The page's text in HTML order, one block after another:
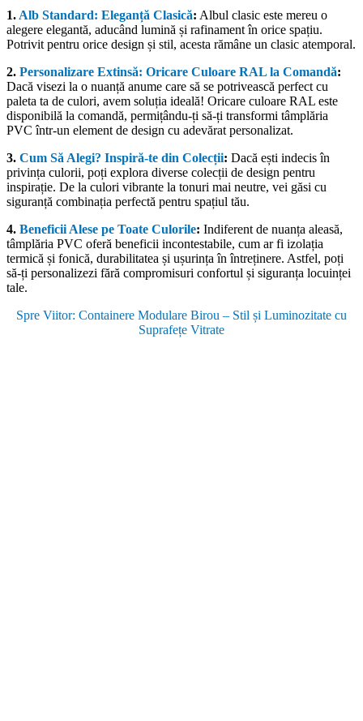
1. Alb Standard: Eleganță Clasică: Albul clasic este mereu o
alegere elegantă, aducând lumină și rafinament în orice spațiu.
Potrivit pentru orice design și stil, acesta rămâne un clasic atemporal.
2. Personalizare Extinsă: Oricare Culoare RAL la Comandă:
Dacă visezi la o nuanță anume care să se potrivească perfect cu
paleta ta de culori, avem soluția ideală! Oricare culoare RAL este
disponibilă la comandă, permițându-ți să-ți transformi tâmplăria
PVC într-un element de design cu adevărat personalizat.
3. Cum Să Alegi? Inspiră-te din Colecții: Dacă ești indecis în
privința culorii, poți explora diverse colecții de design pentru
inspirație. De la culori vibrante la tonuri mai neutre, vei găsi cu
siguranță combinația perfectă pentru spațiul tău.
4. Beneficii Alese pe Toate Culorile: Indiferent de nuanța aleasă,
tâmplăria PVC oferă beneficii incontestabile, cum ar fi izolația
termică și fonică, durabilitatea și ușurința în întreținere. Astfel, poți
să-ți personalizezi fără compromisuri confortul și siguranța locuinței
tale.
Spre Viitor: Containere Modulare Birou – Stil și Luminozitate cu
Suprafețe Vitrate